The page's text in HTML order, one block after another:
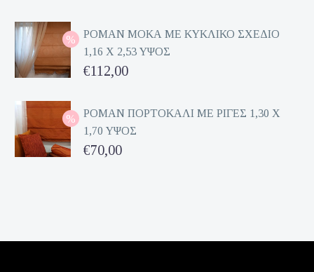
was:
€162,00.
τρέχουσα
τιμή
είναι:
ΡΟΜΑΝ ΜΟΚΑ ΜΕ ΚΥΚΛΙΚΟ ΣΧΕΔΙΟ
1,16 Χ 2,53 ΥΨΟΣ
Original
was:
€224,00.
€112,00
τρέχουσα
τιμή
είναι:
ΡΟΜΑΝ ΠΟΡΤΟΚΑΛΙ ΜΕ ΡΙΓΕΣ 1,30 Χ
1,70 ΥΨΟΣ
Original
€70,00